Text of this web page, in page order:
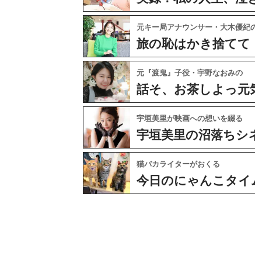
女
女子SPA!が贈る実話エピソード集
実録！私の人生、泣
元キー局アナウンサー・大木優紀
旅の恥はかき捨てて
元『渡鬼』子役・宇野なおみの
話そ、お茶しよっ元